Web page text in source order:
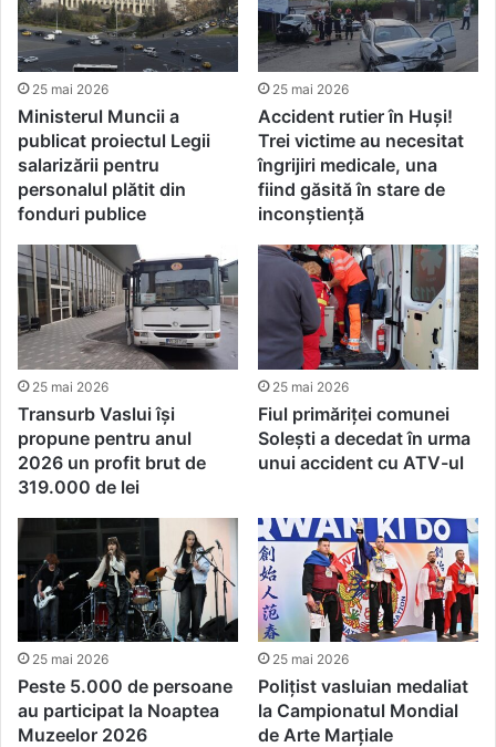
25 mai 2026
Ministerul Muncii a
publicat proiectul Legii
salarizării pentru
personalul plătit din
fonduri publice
25 mai 2026
Accident rutier în Huși!
Trei victime au necesitat
îngrijiri medicale, una
fiind găsită în stare de
inconștiență
25 mai 2026
Transurb Vaslui își
propune pentru anul
2026 un profit brut de
319.000 de lei
25 mai 2026
Fiul primăriței comunei
Solești a decedat în urma
unui accident cu ATV-ul
25 mai 2026
Peste 5.000 de persoane
au participat la Noaptea
Muzeelor 2026
25 mai 2026
Polițist vasluian medaliat
la Campionatul Mondial
de Arte Marțiale